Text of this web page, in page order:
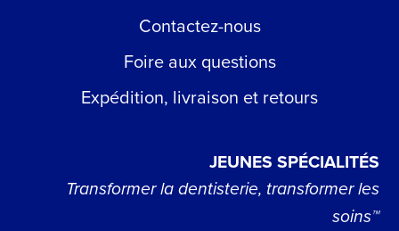
Contactez-nous
Foire aux questions
Expédition, livraison et retours
JEUNES SPÉCIALITÉS
Transformer la dentisterie, transformer les
soins™